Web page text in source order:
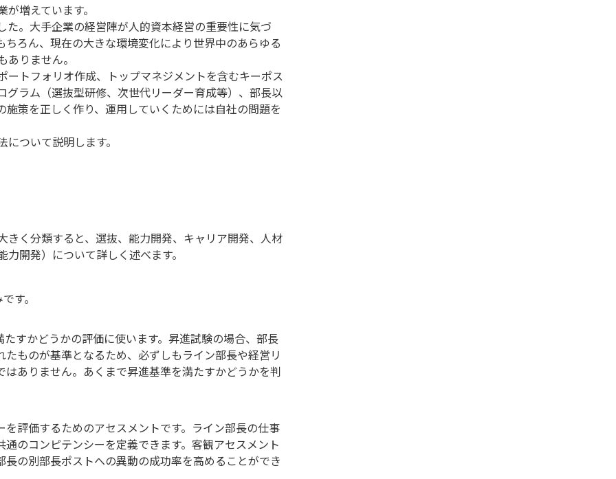
増えています。
。大手企業の経営陣が人的資本経営の重要性に気づ
ろん、現在の大きな環境変化により世界中のあらゆる
りません。
トフォリオ作成、トップマネジメントを含むキーポス
ラム（選抜型研修、次世代リーダー育成等）、部長以
策を正しく作り、運用していくためには自社の問題を
ついて説明します。
く分類すると、選抜、能力開発、キャリア開発、人材
開発）について詳しく述べます。
す。
すかどうかの評価に使います。昇進試験の場合、部長
ものが基準となるため、必ずしもライン部長や経営リ
ありません。あくまで昇進基準を満たすかどうかを判
評価するためのアセスメントです。ライン部長の仕事
のコンピテンシーを定義できます。客観アセスメント
の別部長ポストへの異動の成功率を高めることができ